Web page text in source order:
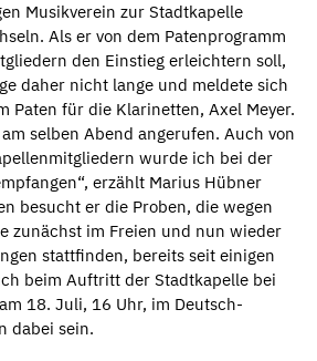
Musikverein zur Stadtkapelle
Als er von dem Patenprogramm
den Einstieg erleichtern soll,
daher nicht lange und meldete sich
Paten für die Klarinetten, Axel Meyer.
selben Abend angerufen. Auch von
wurde ich bei der
erzählt Marius Hübner
besucht er die Proben, die wegen
zunächst im Freien und nun wieder
stattfinden, bereits seit einigen
beim Auftritt der Stadtkapelle bei
18. Juli, 16 Uhr, im Deutsch-
dabei sein.